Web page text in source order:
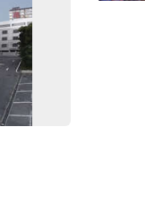
奈良公園